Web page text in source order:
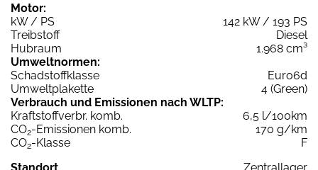
Motor:
kW / PS
142 kW / 193 PS
Treibstoff
Diesel
Hubraum
1.968 cm³
Umweltnormen:
Schadstoffklasse
Euro6d
Umweltplakette
4 (Green)
Verbrauch und Emissionen nach WLTP:
Kraftstoffverbr. komb.
6,5 l/100km
CO2-Emissionen komb.
170 g/km
CO2-Klasse
F
Standort
Zentrallager